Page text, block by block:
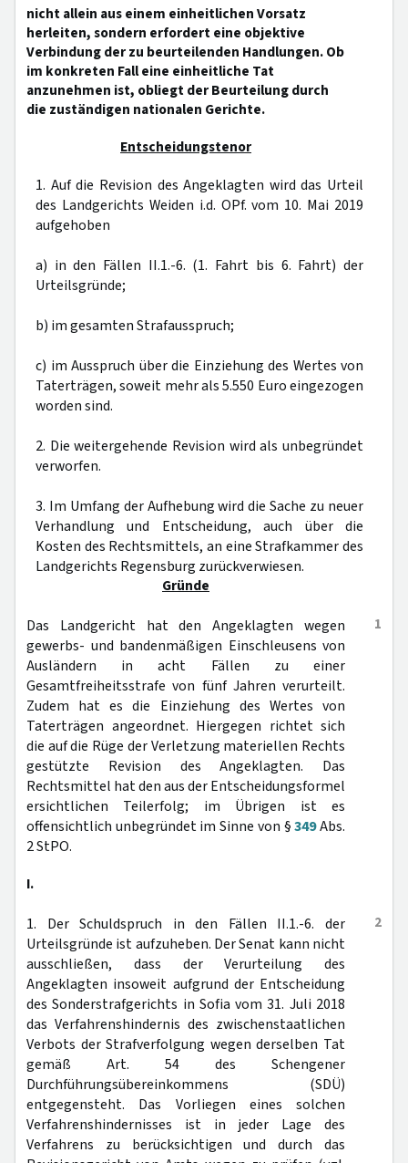
nicht allein aus einem einheitlichen Vorsatz
herleiten, sondern erfordert eine objektive
Verbindung der zu beurteilenden Handlungen. Ob
im konkreten Fall eine einheitliche Tat
anzunehmen ist, obliegt der Beurteilung durch
die zuständigen nationalen Gerichte.
Entscheidungstenor
1. Auf die Revision des Angeklagten wird das Urteil
des Landgerichts Weiden i.d. OPf. vom 10. Mai 2019
aufgehoben
a) in den Fällen II.1.-6. (1. Fahrt bis 6. Fahrt) der
Urteilsgründe;
b) im gesamten Strafausspruch;
c) im Ausspruch über die Einziehung des Wertes von
Taterträgen, soweit mehr als 5.550 Euro eingezogen
worden sind.
2. Die weitergehende Revision wird als unbegründet
verworfen.
3. Im Umfang der Aufhebung wird die Sache zu neuer
Verhandlung und Entscheidung, auch über die
Kosten des Rechtsmittels, an eine Strafkammer des
Landgerichts Regensburg zurückverwiesen.
Gründe
1
Das Landgericht hat den Angeklagten wegen
gewerbs- und bandenmäßigen Einschleusens von
Ausländern in acht Fällen zu einer
Gesamtfreiheitsstrafe von fünf Jahren verurteilt.
Zudem hat es die Einziehung des Wertes von
Taterträgen angeordnet. Hiergegen richtet sich
die auf die Rüge der Verletzung materiellen Rechts
gestützte Revision des Angeklagten. Das
Rechtsmittel hat den aus der Entscheidungsformel
ersichtlichen Teilerfolg; im Übrigen ist es
offensichtlich unbegründet im Sinne von §349Abs.
2 StPO.
I.
2
1. Der Schuldspruch in den Fällen II.1.-6. der
Urteilsgründe ist aufzuheben. Der Senat kann nicht
ausschließen, dass der Verurteilung des
Angeklagten insoweit aufgrund der Entscheidung
des Sonderstrafgerichts in Sofia vom 31. Juli 2018
das Verfahrenshindernis des zwischenstaatlichen
Verbots der Strafverfolgung wegen derselben Tat
gemäß Art. 54 des Schengener
Durchführungsübereinkommens (SDÜ)
entgegensteht. Das Vorliegen eines solchen
Verfahrenshindernisses ist in jeder Lage des
Verfahrens zu berücksichtigen und durch das